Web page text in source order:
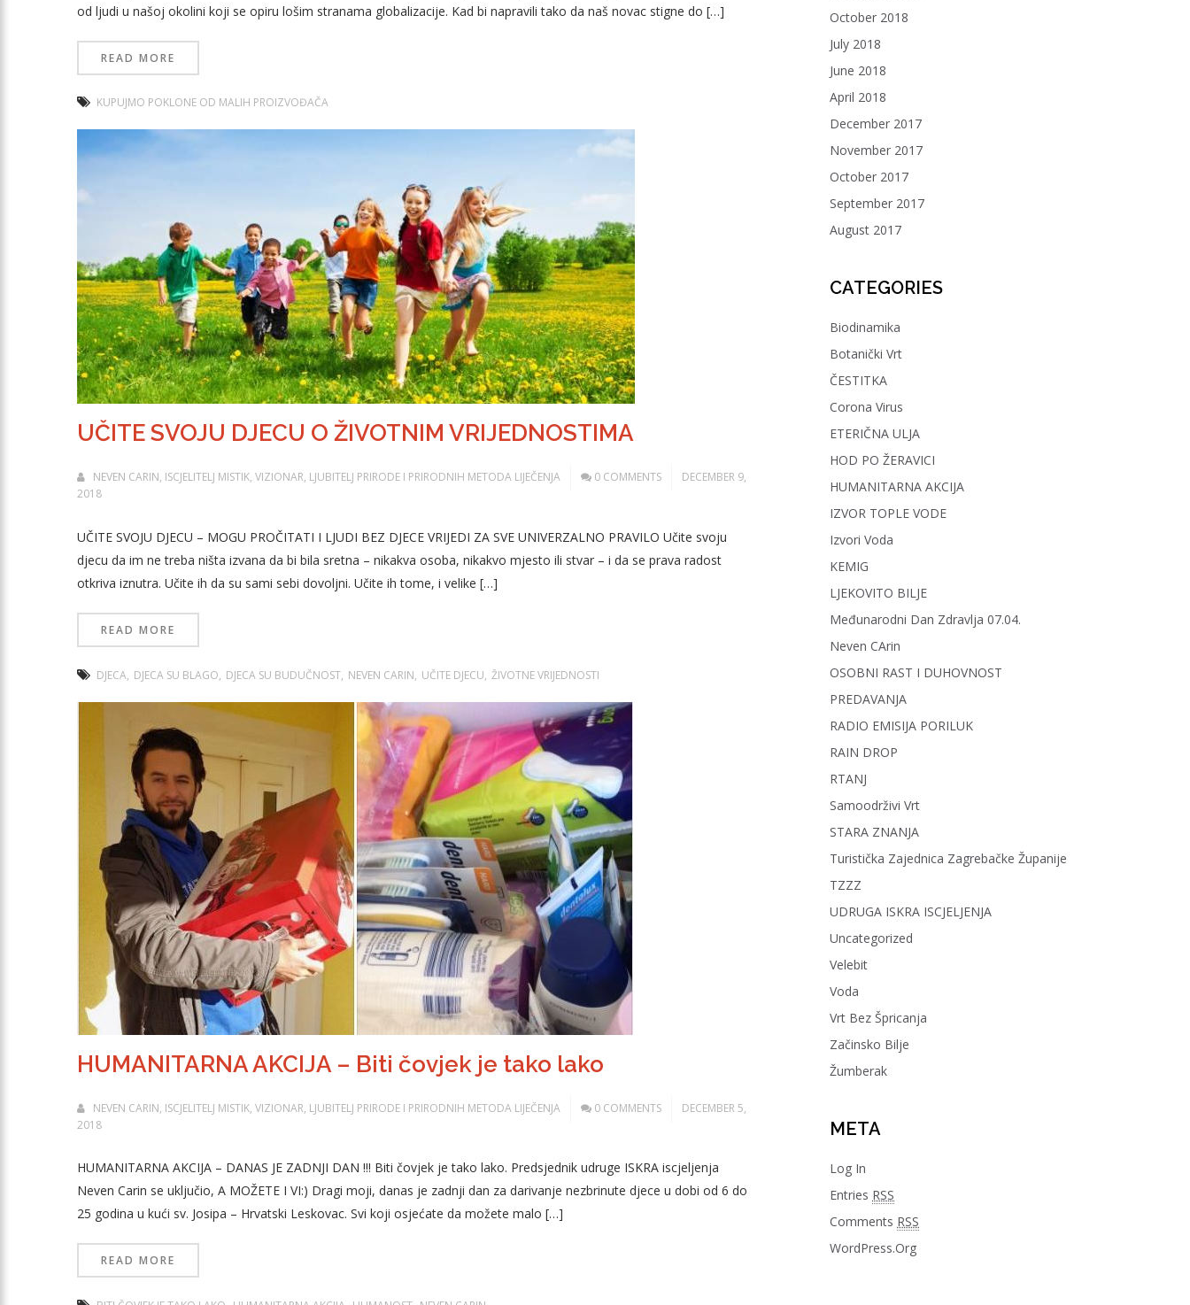
od ljudi u našoj okolini koji se opiru lošim stranama globalizacije. Kad bi napravili tako da naš novac stigne do […]
READ MORE
KUPUJMO POKLONE OD MALIH PROIZVOĐAČA
UČITE SVOJU DJECU O ŽIVOTNIM VRIJEDNOSTIMA
NEVEN CARIN, ISCJELITELJ MISTIK, VIZIONAR, LJUBITELJ PRIRODE I PRIRODNIH METODA LIJEČENJA 0 COMMENTS
DECEMBER 9,
2018
UČITE SVOJU DJECU – MOGU PROČITATI I LJUDI BEZ DJECE VRIJEDI ZA SVE UNIVERZALNO PRAVILO Učite svoju
djecu da im ne treba ništa izvana da bi bila sretna – nikakva osoba, nikakvo mjesto ili stvar – i da se prava radost
otkriva iznutra. Učite ih da su sami sebi dovoljni. Učite ih tome, i velike […]
READ MORE
DJECA DJECA SU BLAGO DJECA SU BUDUČNOST NEVEN CARIN UČITE DJECU ŽIVOTNE VRIJEDNOSTI
HUMANITARNA AKCIJA – Biti čovjek je tako lako
NEVEN CARIN, ISCJELITELJ MISTIK, VIZIONAR, LJUBITELJ PRIRODE I PRIRODNIH METODA LIJEČENJA 0 COMMENTS
DECEMBER 5,
2018
HUMANITARNA AKCIJA – DANAS JE ZADNJI DAN !!! Biti čovjek je tako lako. Predsjednik udruge ISKRA iscjeljenja
Neven Carin se uključio, A MOŽETE I VI:) Dragi moji, danas je zadnji dan za darivanje nezbrinute djece u dobi od 6 do
25 godina u kući sv. Josipa – Hrvatski Leskovac. Svi koji osjećate da možete malo […]
READ MORE
October 2018
July 2018
June 2018
April 2018
December 2017
November 2017
October 2017
September 2017
August 2017
CATEGORIES
Biodinamika
Botanički Vrt
ČESTITKA
Corona Virus
ETERIČNA ULJA
HOD PO ŽERAVICI
HUMANITARNA AKCIJA
IZVOR TOPLE VODE
Izvori Voda
KEMIG
LJEKOVITO BILJE
Međunarodni Dan Zdravlja 07.04.
Neven CArin
OSOBNI RAST I DUHOVNOST
PREDAVANJA
RADIO EMISIJA PORILUK
RAIN DROP
RTANJ
Samoodrživi Vrt
STARA ZNANJA
Turistička Zajednica Zagrebačke Županije
TZZZ
UDRUGA ISKRA ISCJELJENJA
Uncategorized
Velebit
Voda
Vrt Bez Špricanja
Začinsko Bilje
Žumberak
META
Log In
Entries RSS
Comments RSS
WordPress.org